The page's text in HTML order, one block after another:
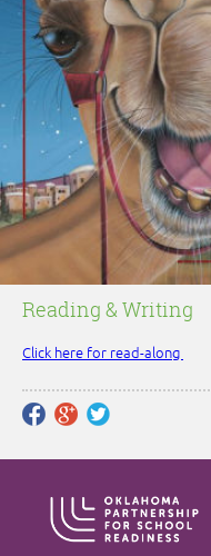
Reading & Writing
Click here for read-along